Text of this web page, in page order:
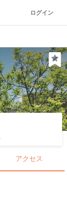
ログイン
アクセス